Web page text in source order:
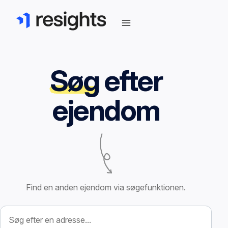
Søgefter
ejendom
Find en anden ejendom via søgefunktionen.
Søg efter ejendom